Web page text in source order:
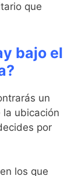
que
bajo el
un
ubicación
por
los que